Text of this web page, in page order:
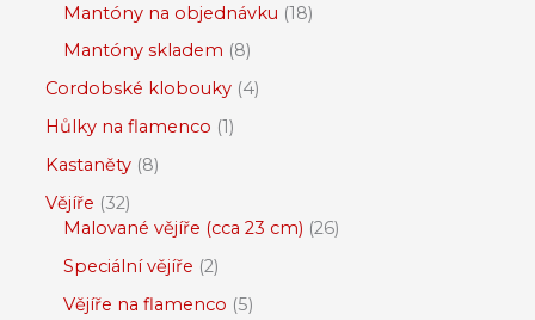
Mantóny na objednávku 18
Mantóny skladem 8
Cordobské klobouky 4
Hůlky na flamenco 1
Kastaněty 8
Vějíře 32
Malované vějíře (cca 23 cm) 26
Speciální vějíře 2
Vějíře na flamenco 5